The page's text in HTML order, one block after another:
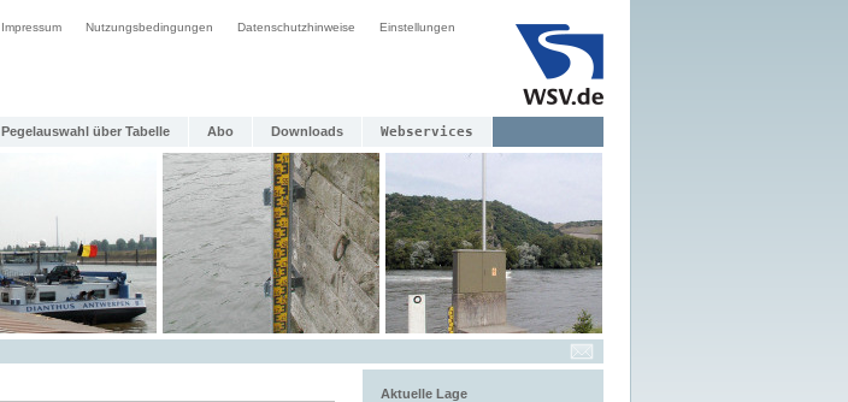
Impressum Nutzungsbedingungen Datenschutzhinweise Einstellungen
Pegelauswahl über Tabelle Abo Downloads Webservices
Aktuelle Lage